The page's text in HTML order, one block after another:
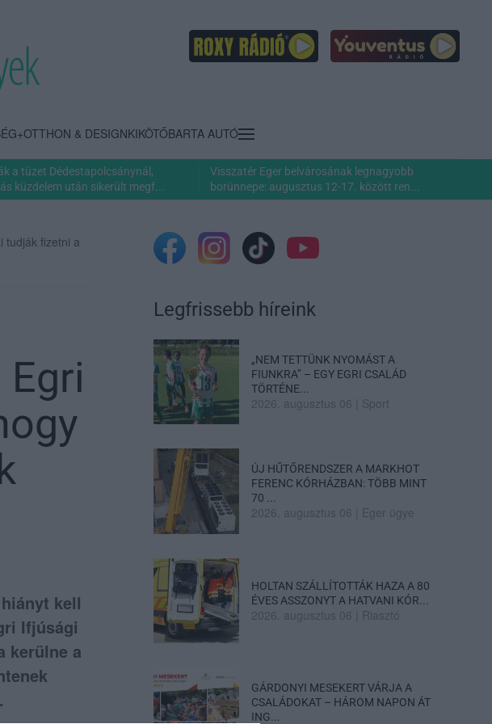
OTTHON & DESIGNKIKÖTŐBARTA AUTÓ
a tüzet Dédestapolcsánynál,
küzdelem után sikerült megf...
Visszatér Eger belvárosának legnagyobb
borünnepe: augusztus 12-17. között ren...
tudják fizetni a
kell
Ifjúsági
kerülne a
Legfrissebb híreink
„NEM TETTÜNK NYOMÁST A
FIUNKRA” – EGY EGRI CSALÁD
TÖRTÉNE...
2026. augusztus 06 Sport
ÚJ HŰTŐRENDSZER A MARKHOT
FERENC KÓRHÁZBAN: TÖBB MINT
70 ...
2026. augusztus 06 Eger ügye
HOLTAN SZÁLLÍTOTTÁK HAZA A 80
ÉVES ASSZONYT A HATVANI KÓR...
2026. augusztus 06 Riasztó
GÁRDONYI MESEKERT VÁRJA A
CSALÁDOKAT – HÁROM NAPON ÁT
ING...